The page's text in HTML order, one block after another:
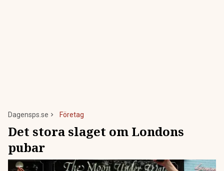
Dagensps.se Företag
Det stora slaget om Londons
pubar